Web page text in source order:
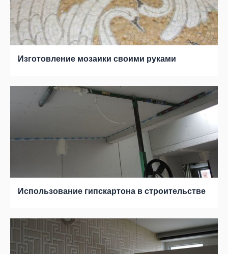
Изготовление мозаики своими руками
Использование гипскартона в строительстве